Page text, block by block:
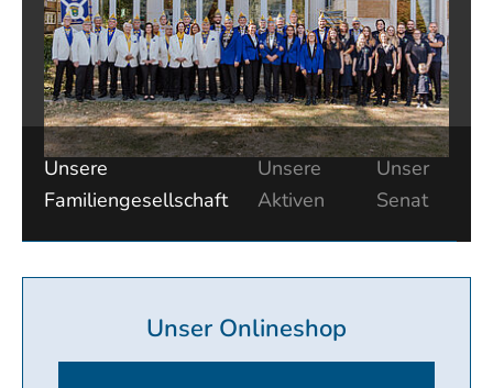
Unsere
Familiengesellschaft
Unsere
Aktiven
Unser
Senat
Unser Onlineshop